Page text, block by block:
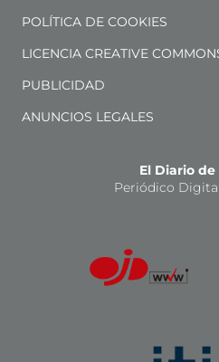
POLÍTICA DE COOKIES
LICENCIA CREATIVE
PUBLICIDAD
ANUNCIOS LEGALES
El Diario
Periódico